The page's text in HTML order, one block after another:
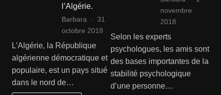
l’Algérie.
Barbara
31
octobre 2018
L’Algérie, la République
algérienne démocratique et
populaire, est un pays situé
dans le nord de…
novembre
2018
Selon les experts
psychologues, les amis sont
des bases importantes de la
stabilité psychologique
d’une personne…